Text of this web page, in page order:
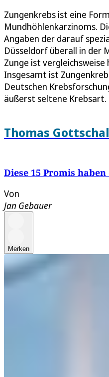
Zungenkrebs ist eine
Mundhöhlenkarzinoms.
Angaben der darauf
Düsseldorf überall in der
Zunge ist
Insgesamt ist
Deutschen
äußerst seltene Krebsart.
Thomas
Diese 15 Promis
Von
Jan Gebauer
Merken